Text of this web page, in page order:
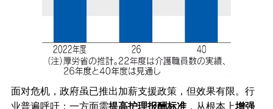
面对危机，政府虽已推出加薪支援政策，但效果有限。行
业普遍呼吁：一方面需提高护理报酬标准 ，从根本上增强